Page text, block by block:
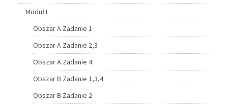
Moduł I
Obszar A Zadanie 1
Obszar A Zadanie 2,3
Obszar A Zadanie 4
Obszar B Zadanie 1,3,4
Obszar B Zadanie 2